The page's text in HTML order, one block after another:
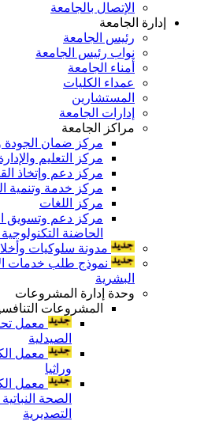
الإتصال بالجامعة
إدارة الجامعة
رئيس الجامعة
نواب رئيس الجامعة
أمناء الجامعة
عمداء الكليات
المستشارين
إدارات الجامعة
مراكز الجامعة
مركز ضمان الجودة
مركز التعليم
مركز دعم وإتخاذ
مركز خدمة وتنمية
مركز اللغات
مركز دعم وتسويق
الحاضنة
مدونة سلوكيات
نموذج طلب خدمات
البشرية
وحدة إدارة المشروعات
المشروعات
معمل
الصيدلية
معمل
وراثيا
معمل
الصحة
التصديرية